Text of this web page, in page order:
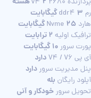
رم ddr4 3 گیگابایت
هارد Nvme 25 گیگابایت
ترافیک اولیه 2 ترابایت
پورت سرور 10 گیگابایت
آی پی V4 / V6 دارد
پنل مدیریت سروردارد
آپلود رایگان بله
تحویل سرور خودکار و آنی